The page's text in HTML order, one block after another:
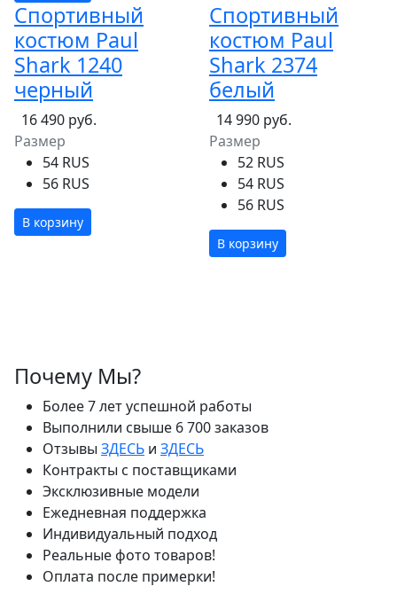
Спортивный
костюм Paul
Shark 1240
черный
16 490 руб.
Размер
54 RUS
56 RUS
В корзину
Спортивный
костюм Paul
Shark 2374
белый
14 990 руб.
Размер
52 RUS
54 RUS
56 RUS
В корзину
Почему Мы?
Более 7 лет успешной работы
Выполнили свыше 6 700 заказов
Отзывы ЗДЕСЬ и ЗДЕСЬ
Контракты с поставщиками
Эксклюзивные модели
Ежедневная поддержка
Индивидуальный подход
Реальные фото товаров!
Оплата после примерки!